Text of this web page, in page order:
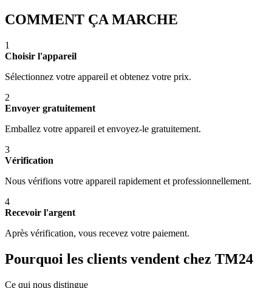
COMMENT ÇA MARCHE
1
Choisir l'appareil
Sélectionnez votre appareil et obtenez votre prix.
2
Envoyer gratuitement
Emballez votre appareil et envoyez-le gratuitement.
3
Vérification
Nous vérifions votre appareil rapidement et professionnellement.
4
Recevoir l'argent
Après vérification, vous recevez votre paiement.
Pourquoi les clients vendent chez TM24
Ce qui nous distingue